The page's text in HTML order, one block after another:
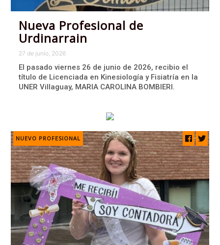
Nueva Profesional de
Urdinarrain
27 de junio, 2026
El pasado viernes 26 de junio de 2026, recibio el
título de Licenciada en Kinesiología y Fisiatría en la
UNER Villaguay, MARIA CAROLINA BOMBIERI.
NUEVO PROFESIONAL